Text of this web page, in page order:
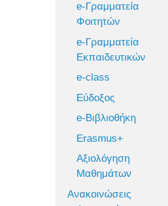
e-Γραμματεία
Φοιτητών
e-Γραμματεία
Εκπαιδευτικών
e-class
Εύδοξος
e-Βιβλιοθήκη
Erasmus+
Αξιολόγηση
Μαθημάτων
Ανακοινώσεις